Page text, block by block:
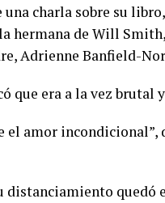
charla sobre su
hermana de Will
Adrienne Banfield-
que era a la vez brutal
el amor
quedó